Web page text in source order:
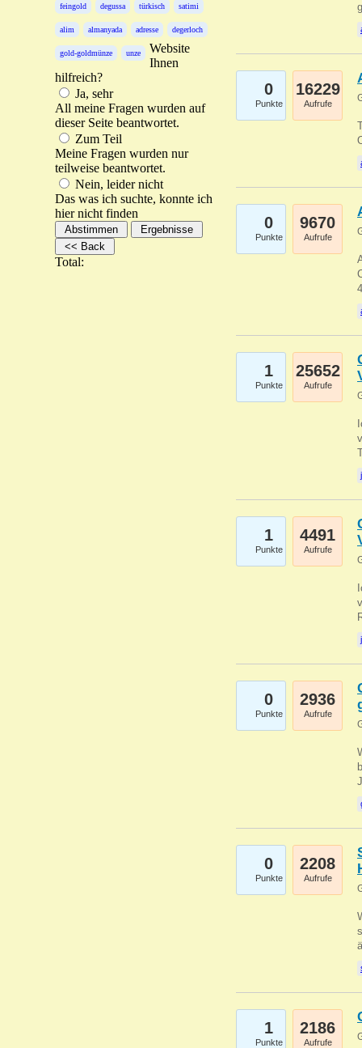
feingold degussa türkisch satimi
alim almanyada adresse degerloch
gold-goldmünze unze
Website
Ihnen
hilfreich?
Ja, sehr
All meine Fragen wurden auf
dieser Seite beantwortet.
Zum Teil
Meine Fragen wurden nur
teilweise beantwortet.
Nein, leider nicht
Das was ich suchte, konnte ich
hier nicht finden
Total:
0
Punkte
16229
Aufrufe
0
Punkte
9670
Aufrufe
1
Punkte
25652
Aufrufe
1
Punkte
4491
Aufrufe
0
Punkte
2936
Aufrufe
0
Punkte
2208
Aufrufe
1
Punkte
2186
Aufrufe